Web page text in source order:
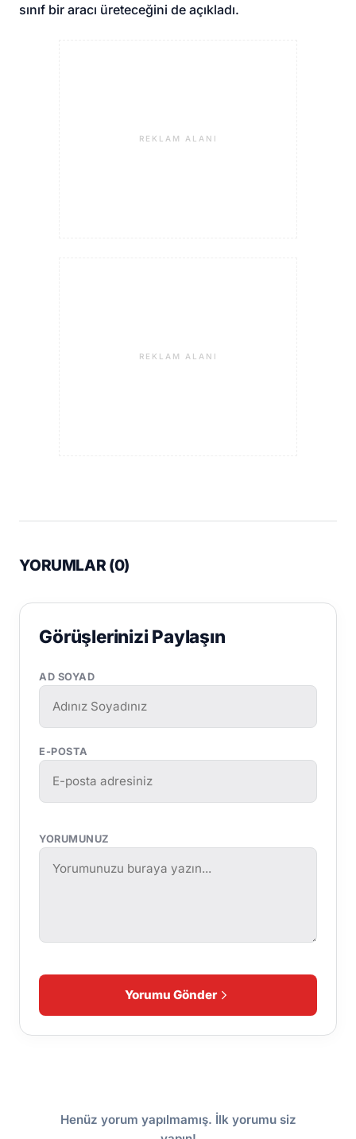
sınıf bir aracı üreteceğini de açıkladı.
REKLAM ALANI
REKLAM ALANI
YORUMLAR (0)
Görüşlerinizi Paylaşın
AD SOYAD
E-POSTA
YORUMUNUZ
Yorumu Gönder
Henüz yorum yapılmamış. İlk yorumu siz